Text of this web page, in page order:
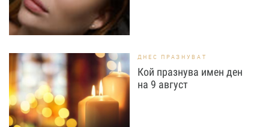
ДНЕС ПРАЗНУВАТ
Кой празнува имен ден
на 9 август